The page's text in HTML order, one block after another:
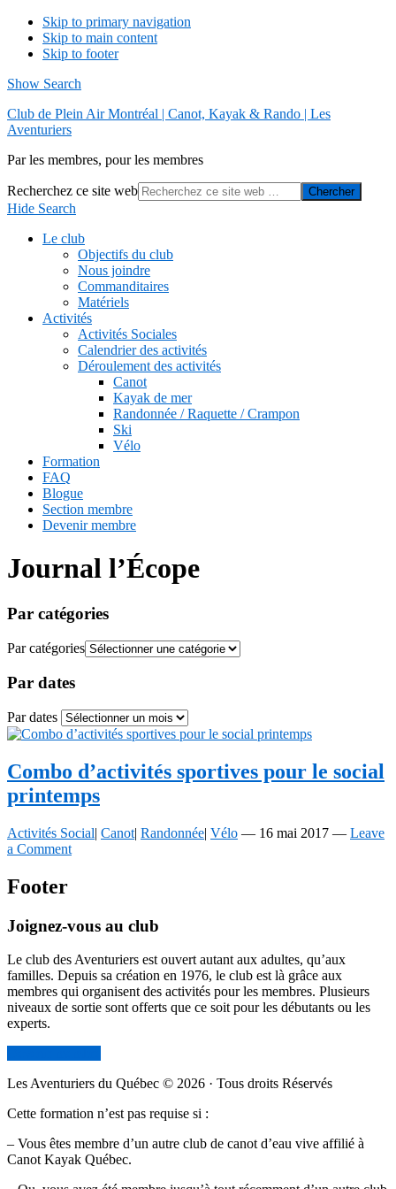
Skip to primary navigation
Skip to main content
Skip to footer
Show Search
Club de Plein Air Montréal | Canot, Kayak & Rando | Les
Aventuriers
Par les membres, pour les membres
Recherchez ce site web
Hide Search
Le club
Objectifs du club
Nous joindre
Commanditaires
Matériels
Activités
Activités Sociales
Calendrier des activités
Déroulement des activités
Canot
Kayak de mer
Randonnée / Raquette / Crampon
Ski
Vélo
Formation
FAQ
Blogue
Section membre
Devenir membre
Journal l’Écope
Par catégories
Par catégories
Par dates
Par dates
Combo d’activités sportives pour le social
printemps
Activités Social| Canot| Randonnée| Vélo — 16 mai 2017 — Leave
a Comment
Footer
Joignez-vous au club
Le club des Aventuriers est ouvert autant aux adultes, qu’aux
familles. Depuis sa création en 1976, le club est là grâce aux
membres qui organisent des activités pour les membres. Plusieurs
niveaux de sortie sont offerts que ce soit pour les débutants ou les
experts.
Les Aventuriers du Québec © 2026 · Tous droits Réservés
Cette formation n’est pas requise si :
– Vous êtes membre d’un autre club de canot d’eau vive affilié à
Canot Kayak Québec.